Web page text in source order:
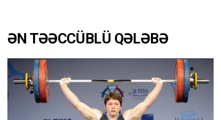
ƏN TƏƏCCÜBLÜ QƏLƏBƏ